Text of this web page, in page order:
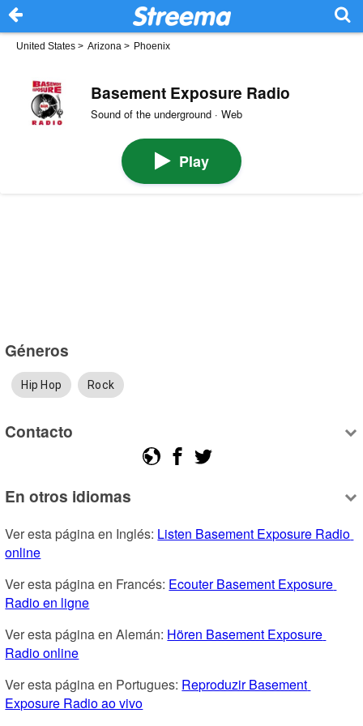
United States > Arizona > Phoenix
Basement Exposure Radio
Sound of the underground · Web
Play
Géneros
Hip Hop Rock
Contacto
En otros idiomas
Ver esta página en Inglés: Listen Basement Exposure Radio
online
Ver esta página en Francés: Ecouter Basement Exposure
Radio en ligne
Ver esta página en Alemán: Hören Basement Exposure
Radio online
Ver esta página en Portugues: Reproduzir Basement
Exposure Radio ao vivo